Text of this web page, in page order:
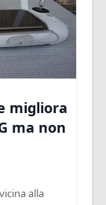
migliora
ma non
alla